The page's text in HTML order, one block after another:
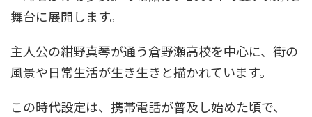
舞台に展開します。
主人公の紺野真琴が通う倉野瀬高校を中心に、街の
風景や日常生活が生き生きと描かれています。
この時代設定は、携帯電話が普及し始めた頃で、